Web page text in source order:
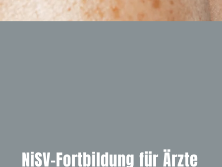
NiSV-Fortbildung für Ärzte